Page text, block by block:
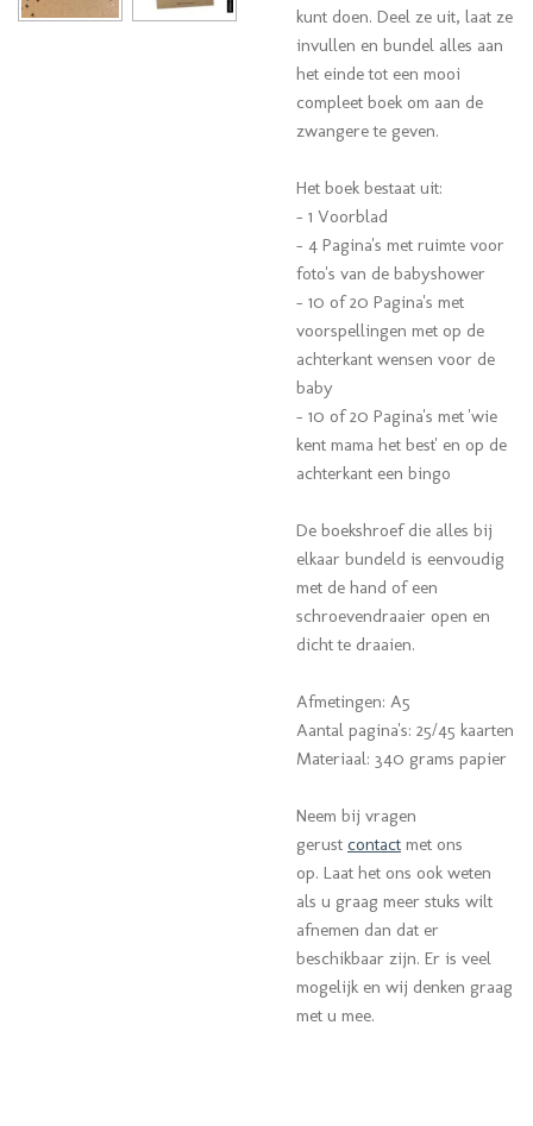
kunt doen. Deel ze uit, laat ze
invullen en bundel alles aan
het einde tot een mooi
compleet boek om aan de
zwangere te geven.
Het boek bestaat uit:
- 1 Voorblad
- 4 Pagina's met ruimte voor
foto's van de babyshower
- 10 of 20 Pagina's met
voorspellingen met op de
achterkant wensen voor de
baby
- 10 of 20 Pagina's met 'wie
kent mama het best' en op de
achterkant een bingo
De boekshroef die alles bij
elkaar bundeld is eenvoudig
met de hand of een
schroevendraaier open en
dicht te draaien.
Afmetingen: A5
Aantal pagina's: 25/45 kaarten
Materiaal: 340 grams papier
Neem bij vragen
gerust contact met ons
op. Laat het ons ook weten
als u graag meer stuks wilt
afnemen dan dat er
beschikbaar zijn. Er is veel
mogelijk en wij denken graag
met u mee.